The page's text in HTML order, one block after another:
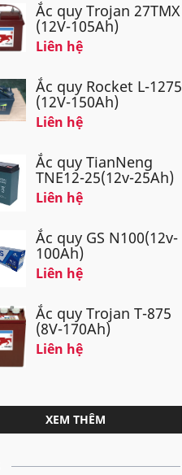
Ắc quy Trojan 27TMX
(12V-105Ah)
Liên hệ
Ắc quy Rocket L-1275
(12V-150Ah)
Liên hệ
Ắc quy TianNeng
TNE12-25(12v-25Ah)
Liên hệ
Ắc quy GS N100(12v-
100Ah)
Liên hệ
Ắc quy Trojan T-875
(8V-170Ah)
Liên hệ
XEM THÊM